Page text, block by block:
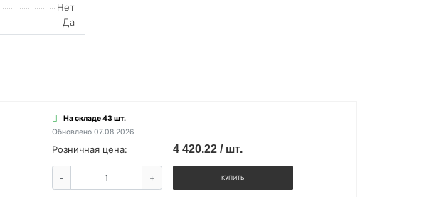
Нет
Да
На складе 43 шт.
Обновлено 07.08.2026
Розничная цена: 4 420.22 / шт.
- + КУПИТЬ